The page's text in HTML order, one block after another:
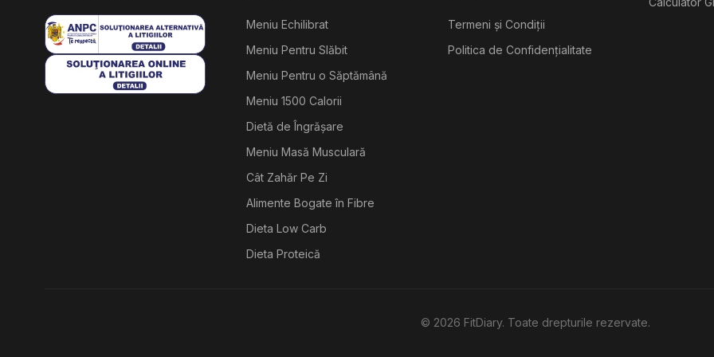
Meniu Echilibrat
Meniu Pentru Slăbit
Meniu Pentru o Săptămână
Meniu 1500 Calorii
Dietă de Îngrășare
Meniu Masă Musculară
Cât Zahăr Pe Zi
Alimente Bogate în Fibre
Dieta Low Carb
Dieta Proteică
Termeni și Condiții
Politica de Confidențialitate
© 2026 FitDiary. Toate drepturile rezervate.